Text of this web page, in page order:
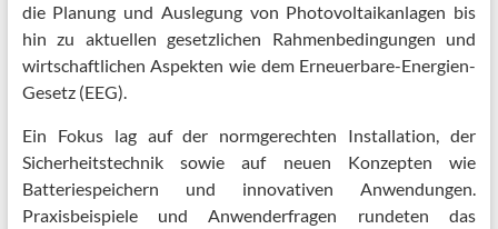
die Planung und Auslegung von Photovoltaikanlagen bis
hin zu aktuellen gesetzlichen Rahmenbedingungen und
wirtschaftlichen Aspekten wie dem Erneuerbare-Energien-
Gesetz (EEG).
Ein Fokus lag auf der normgerechten Installation, der
Sicherheitstechnik sowie auf neuen Konzepten wie
Batteriespeichern und innovativen Anwendungen.
Praxisbeispiele und Anwenderfragen rundeten das